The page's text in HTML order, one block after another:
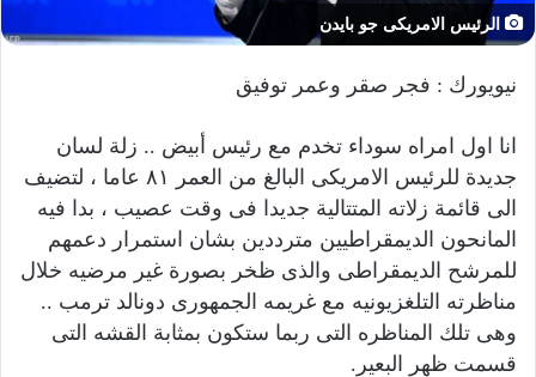
ا
الرئيس الامريكى جو بايدن
نيويورك : فجر صقر وعمر توفيق
انا اول امراه سوداء تخدم مع رئيس أبيض .. زلة لسان
جديدة للرئيس الامريكى البالغ من العمر ٨١ عاما ، لتضيف
الى قائمة زلاته المتتالية جديدا فى وقت عصيب ، بدا فيه
المانحون الديمقراطيين مترددين بشان استمرار دعمهم
للمرشح الديمقراطى والذى ظخر بصورة غير مرضيه خلال
مناظرته التلغزيونيه مع غريمه الجمهورى دونالد ترمب ..
وهى تلك المناظره التى ربما ستكون بمثابة القشه التى
قسمت ظهر البعير.